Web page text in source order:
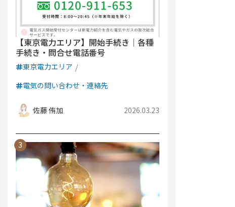
【東京電力エリア】開始手続き｜各種
手続き・問合せ電話番号
東京電力エリア
電気の問い合わせ・連絡先
佐藤 侑加 2026.03.23